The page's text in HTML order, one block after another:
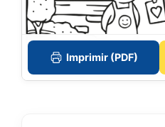
Imprimir (PDF)